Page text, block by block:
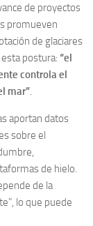
de proyectos
promueven
de glaciares
postura: “el
controla el
mar”.
aportan datos
sobre el
de hielo.
de la
lo que puede